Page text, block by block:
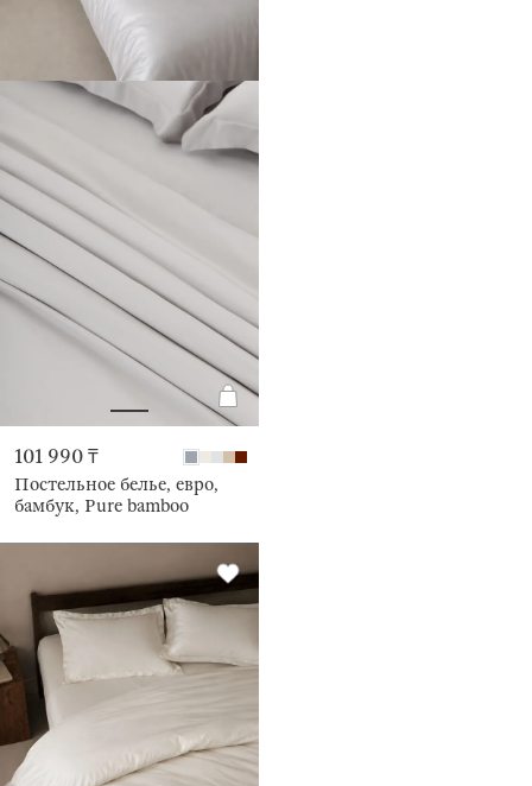
101 990 ₸
Постельное белье, евро,
бамбук, Pure bamboo